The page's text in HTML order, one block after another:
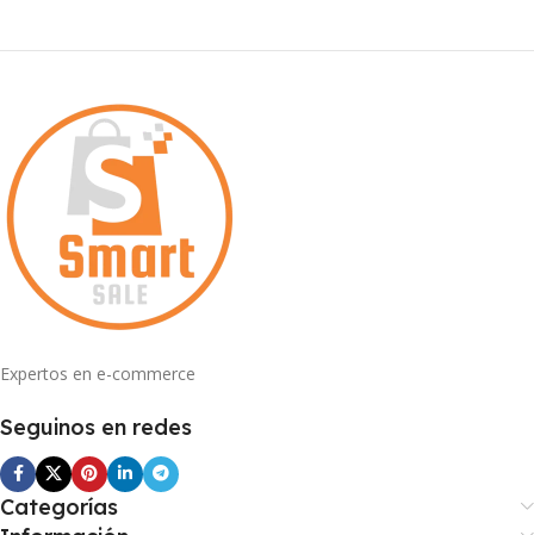
Expertos en e-commerce
Seguinos en redes
Categorías